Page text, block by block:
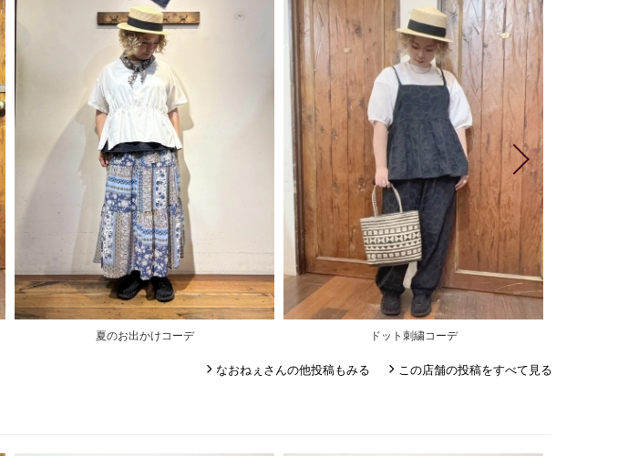
夏のお出かけコーデ ドット刺繍コーデ
なおねぇさんの他投稿もみる この店舗の投稿をすべて見る